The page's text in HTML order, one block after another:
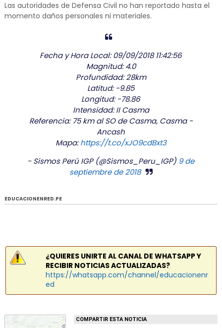
Las autoridades de Defensa Civil no han reportado hasta el
momento daños personales ni materiales.
Fecha y Hora Local: 09/09/2018 11:42:56
Magnitud: 4.0
Profundidad: 28km
Latitud: -9.85
Longitud: -78.86
Intensidad: II Casma
Referencia: 75 km al SO de Casma, Casma -
Ancash
Mapa:https://t.co/xJO9cdBxt3
- Sismos Perú IGP (@Sismos_Peru_IGP) 9 de
septiembre de 2018
EDUCACIONENRED.PE
¿QUIERES UNIRTE AL CANAL DE WHATSAPP Y
RECIBIR NOTICIAS ACTUALIZADAS?
https://whatsapp.com/channel/educacionenr
ed
COMPARTIR ESTA NOTICIA